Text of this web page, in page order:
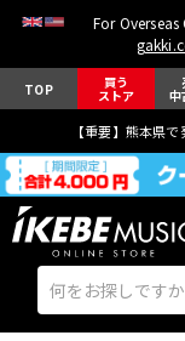
For
TOP 買う
ストア 中
【重要】熊本県